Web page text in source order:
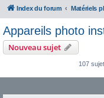
Index du forum Matériels
Appareils photo
Nouveau sujet
107